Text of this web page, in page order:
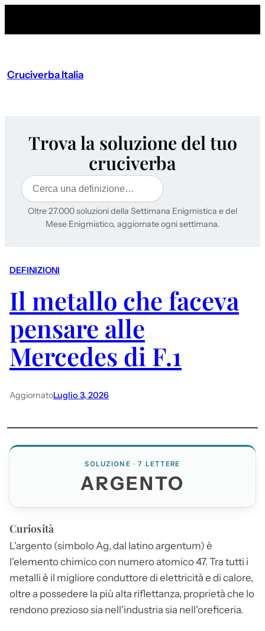
Cruciverba Italia
Trova la soluzione del tuo
cruciverba
Cerca
Oltre 27.000 soluzioni della Settimana Enigmistica e del
Mese Enigmistico, aggiornate ogni settimana.
DEFINIZIONI
Il metallo che faceva
pensare alle
Mercedes di F.1
AggiornatoLuglio 3, 2026
SOLUZIONE · 7 LETTERE
ARGENTO
Curiosità
L'argento (simbolo Ag, dal latino argentum) è
l'elemento chimico con numero atomico 47. Tra tutti i
metalli è il migliore conduttore di elettricità e di calore,
oltre a possedere la più alta riflettanza, proprietà che lo
rendono prezioso sia nell'industria sia nell'oreficeria.